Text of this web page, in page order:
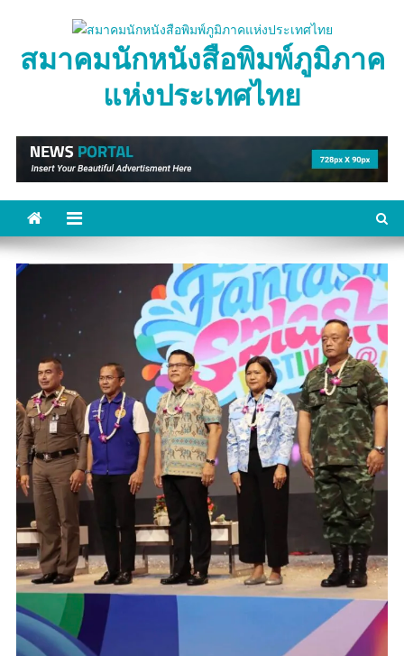
contentสมาคมนักหนังสือพิมพ์ภูมิภาค
แห่งประเทศไทย